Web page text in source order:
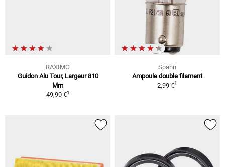
RAXIMO
Guidon Alu Tour, Largeur 810
Mm
49,90 €1
Spahn
Ampoule double filament
2,99 €1